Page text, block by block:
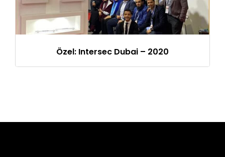
Özel: Intersec Dubai – 2020